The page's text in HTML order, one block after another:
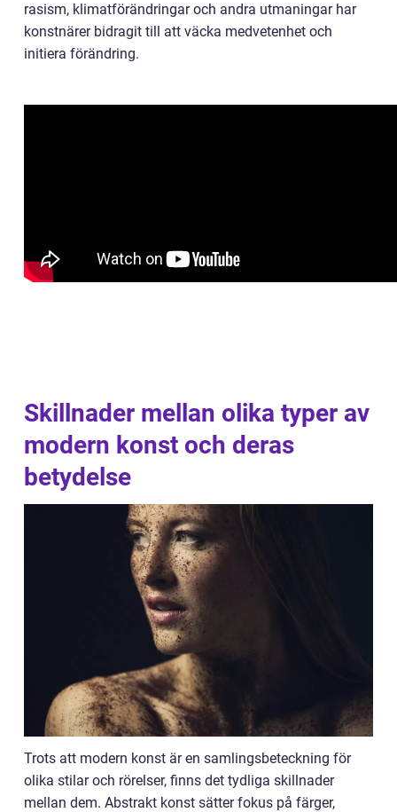
rasism, klimatförändringar och andra utmaningar har
konstnärer bidragit till att väcka medvetenhet och
initiera förändring.
Skillnader mellan olika typer av
modern konst och deras
betydelse
Trots att modern konst är en samlingsbeteckning för
olika stilar och rörelser, finns det tydliga skillnader
mellan dem. Abstrakt konst sätter fokus på färger,